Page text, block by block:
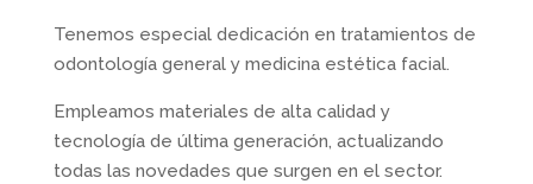
Tenemos especial dedicación en tratamientos de
odontología general y medicina estética facial.
Empleamos materiales de alta calidad y
tecnología de última generación, actualizando
todas las novedades que surgen en el sector.